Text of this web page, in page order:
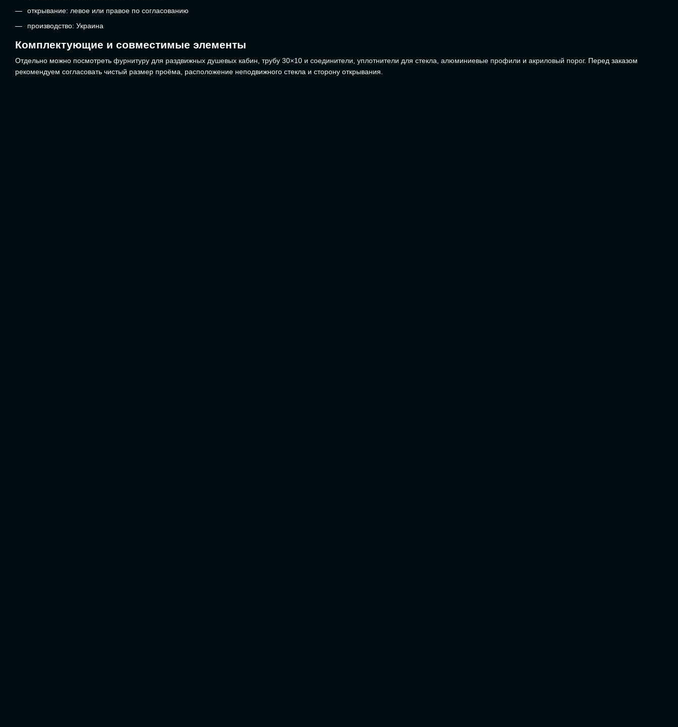
открывание: левое или правое по согласованию
производство: Украина
Комплектующие и совместимые элементы
Отдельно можно посмотреть фурнитуру для раздвижных душевых кабин трубу 30×10 и соединители уплотнители для стекла алюминиевые профили и акриловый порог. Перед заказом
рекомендуем согласовать чистый размер проёма, расположение неподвижного стекла и сторону открывания.